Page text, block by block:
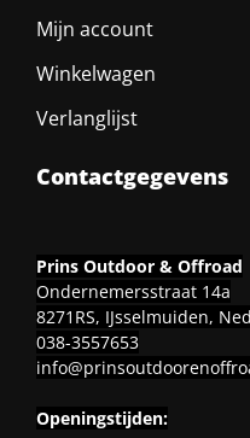
Mijn account
Winkelwagen
Verlanglijst
Contactgegevens
Prins Outdoor & Offroad
Ondernemersstraat 14a
8271RS, IJsselmuiden,
038-3557653
Openingstijden: